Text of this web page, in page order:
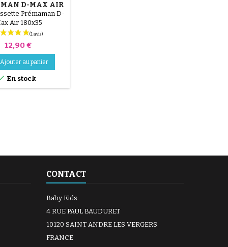
D-MAX AIR
Prémaman D-
Air 180x35
Prix
12,90 €
Ajouter au panier
En stock
CONTACT
Baby Kids
4 RUE PAUL BAUDURET
10120 SAINT ANDRE LES VERGERS
FRANCE